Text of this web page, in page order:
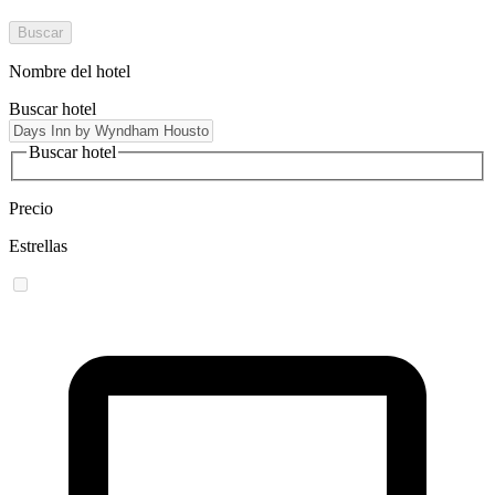
Buscar
Nombre del hotel
Buscar hotel
Buscar hotel
Precio
Estrellas